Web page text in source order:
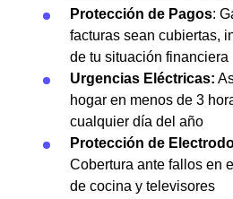
Protección de Pagos:
facturas sean cubiertas,
de tu situación financiera
Urgencias Eléctricas:
hogar en menos de 3
cualquier día del año
Protección de
Cobertura ante fallos en
de cocina y televisores